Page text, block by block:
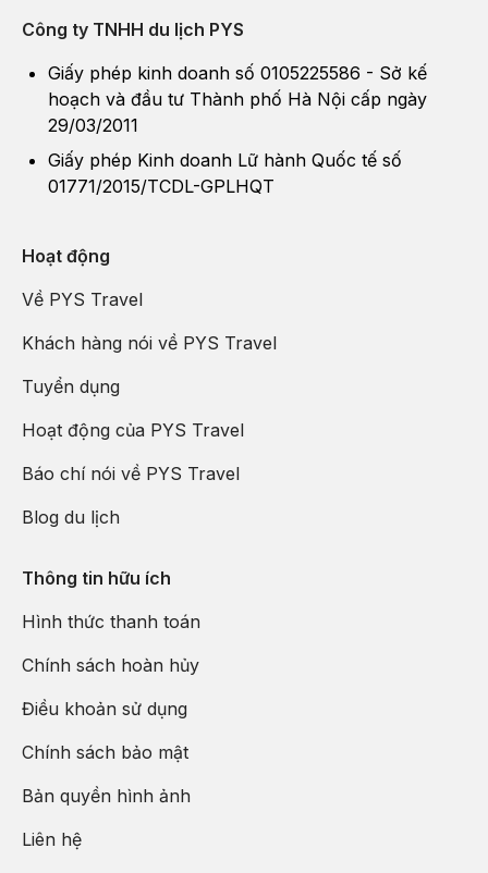
Công ty TNHH du lịch PYS
Giấy phép kinh doanh số 0105225586 - Sở kế
hoạch và đầu tư Thành phố Hà Nội cấp ngày
29/03/2011
Giấy phép Kinh doanh Lữ hành Quốc tế số
01771/2015/TCDL-GPLHQT
Hoạt động
Về PYS Travel
Khách hàng nói về PYS Travel
Tuyển dụng
Hoạt động của PYS Travel
Báo chí nói về PYS Travel
Blog du lịch
Thông tin hữu ích
Hình thức thanh toán
Chính sách hoàn hủy
Điều khoản sử dụng
Chính sách bảo mật
Bản quyền hình ảnh
Liên hệ